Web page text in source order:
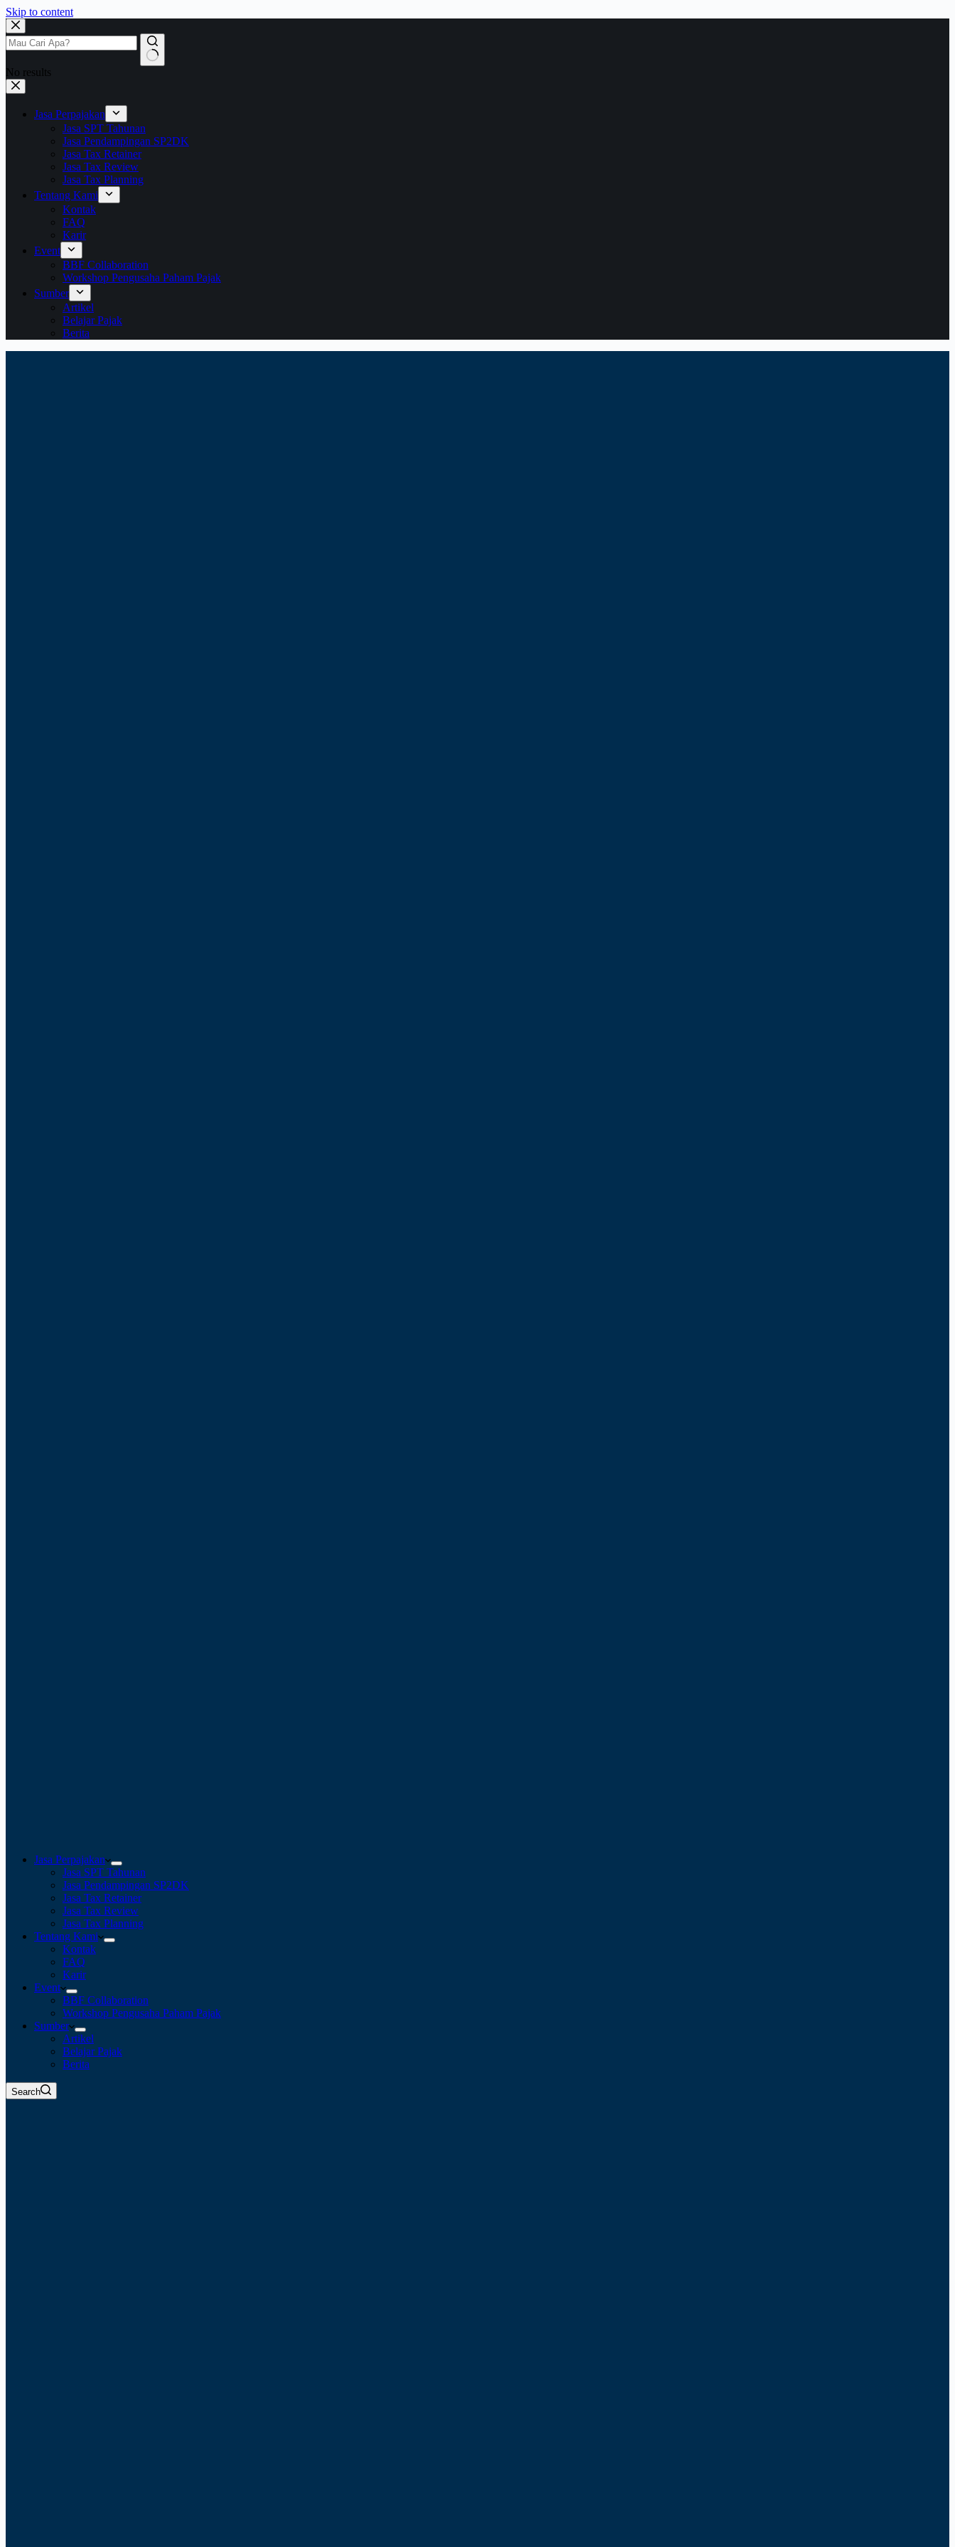
Skip to content
No results
Jasa Perpajakan
Jasa SPT Tahunan
Jasa Pendampingan SP2DK
Jasa Tax Retainer
Jasa Tax Review
Jasa Tax Planning
Tentang Kami
Kontak
FAQ
Karir
Event
BBF Collaboration
Workshop Pengusaha Paham Pajak
Sumber
Artikel
Belajar Pajak
Berita
Jasa Perpajakan
Jasa SPT Tahunan
Jasa Pendampingan SP2DK
Jasa Tax Retainer
Jasa Tax Review
Jasa Tax Planning
Tentang Kami
Kontak
FAQ
Karir
Event
BBF Collaboration
Workshop Pengusaha Paham Pajak
Sumber
Artikel
Belajar Pajak
Berita
Search